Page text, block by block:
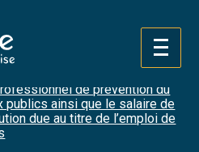
modifiant l’arrêté du 16
l’année 2026 le taux de
de prévention du
publics ainsi que le salaire de
due au titre de l’emploi de